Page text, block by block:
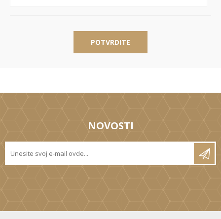
POTVRDITE
NOVOSTI